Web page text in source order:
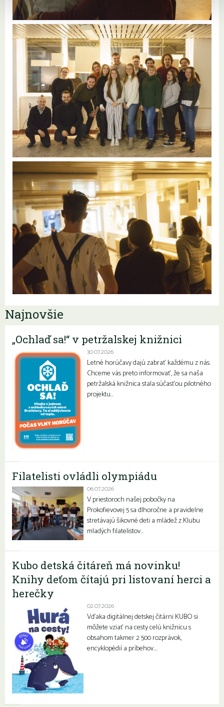
Najnovšie
„Ochlaď sa!“ v petržalskej knižnici
30.07.2026
Letné horúčavy dajú zabrať každému z nás.
Chceme vás preto informovať, že sa naša
petržalská knižnica stala súčasťou pilotného
projektu…
Filatelisti ovládli olympiádu
06.07.2026
V priestoroch našej pobočky na
Prokofievovej 5 sa dlhoročne a pravidelne
stretávajú šikovné deti a mládež z Klubu
mladých filatelistov…
Kubo detská čitáreň má novinku!
Knihy deťom čítajú pri listovaní herci a
herečky
02.07.2026
Vďaka digitálnej detskej čitárni KUBO si
môžete vziať na cesty celú knižnicu s
obsahom takmer 2 500 rozprávok,
encyklopédií a príbehov….